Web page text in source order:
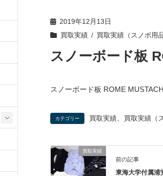
2019年12月13日
買取実績
買取実績（スノボ用品
スノーボード板
スノーボード板 ROME
カテゴリー 買取実績 買取実績（
買取実績
前の記事
東海大学付属浦